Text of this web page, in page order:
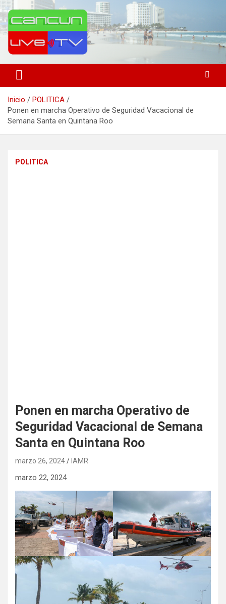
Saltar
al
contenido
Cancún Live Tv
Inicio
POLITICA
Ponen en marcha Operativo de Seguridad Vacacional de
Semana Santa en Quintana Roo
POLITICA
Ponen en marcha Operativo de
Seguridad Vacacional de Semana
Santa en Quintana Roo
marzo 26, 2024 IAMR
marzo 22, 2024